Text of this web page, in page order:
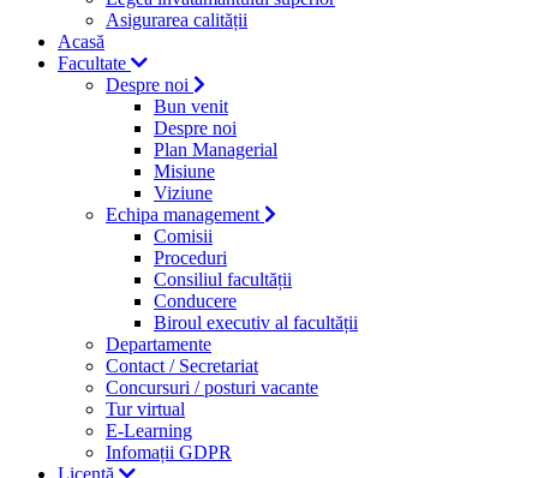
Asigurarea calității
Acasă
Facultate
Despre noi
Bun venit
Despre noi
Plan Managerial
Misiune
Viziune
Echipa management
Comisii
Proceduri
Consiliul facultății
Conducere
Biroul executiv al facultății
Departamente
Contact / Secretariat
Concursuri / posturi vacante
Tur virtual
E-Learning
Infomații GDPR
Licență